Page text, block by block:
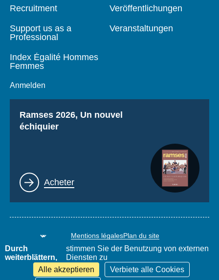
Recruitment
Support us as a
Professional
Index Égalité Hommes
Femmes
Anmelden
Veröffentlichungen
Veranstaltungen
Titre
Ramses 2026, Un nouvel
échiquier
Lien
Acheter
Mentions légalesPlan du site
www.thierrydemontbrial.com
World Policy Conference
Blog Politique étrangère
Durch
weiterblättern,
stimmen Sie der Benutzung von externen
Diensten zu
Alle akzeptieren
Verbiete alle Cookies